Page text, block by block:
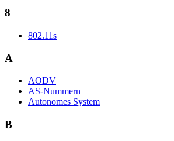
8
802.11s
A
AODV
AS-Nummern
Autonomes System
B